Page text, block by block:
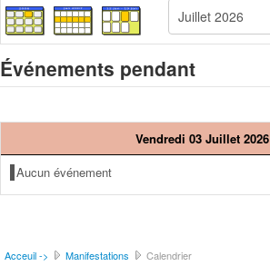
Événements pendant
Vendredi 03 Juillet 2026
Aucun événement
Acceuil -> Manifestations Calendrier